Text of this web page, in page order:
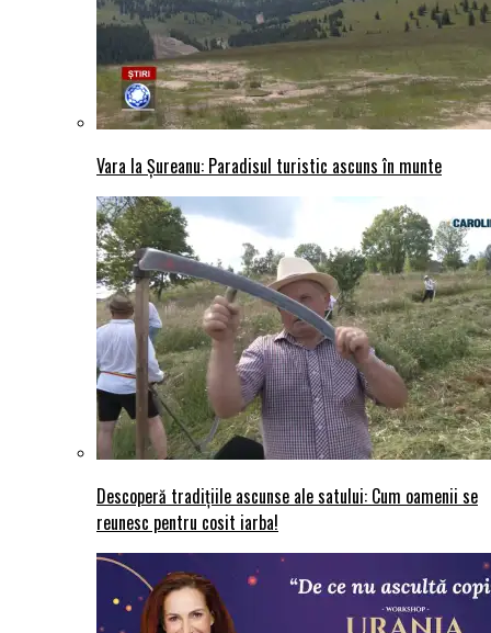
Vara la Șureanu: Paradisul turistic ascuns în munte
Descoperă tradițiile ascunse ale satului: Cum oamenii se
reunesc pentru cosit iarba!